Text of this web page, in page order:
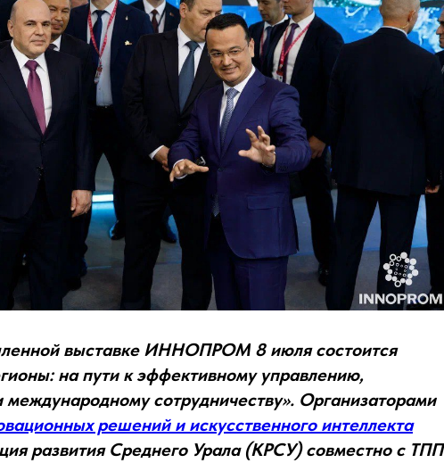
выставке ИННОПРОМ 8 июля состоится
на пути к эффективному управлению,
сотрудничеству». Организаторами
решений и искусственного интеллекта
развития Среднего Урала (КРСУ) совместно с ТПП